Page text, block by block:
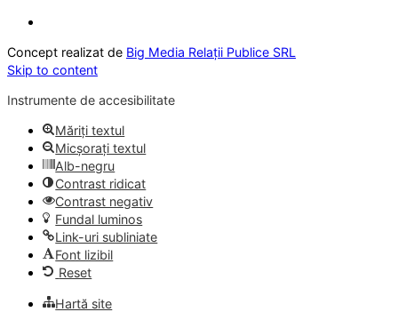
Concept realizat de Big Media Relații Publice SRL
Skip to content
Instrumente de accesibilitate
Măriți textul
Micșorați textul
Alb-negru
Contrast ridicat
Contrast negativ
Fundal luminos
Link-uri subliniate
Font lizibil
Reset
Hartă site